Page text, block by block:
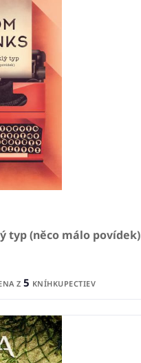
typ (něco málo povídek)
Z 5 KNÍHKUPECTIEV